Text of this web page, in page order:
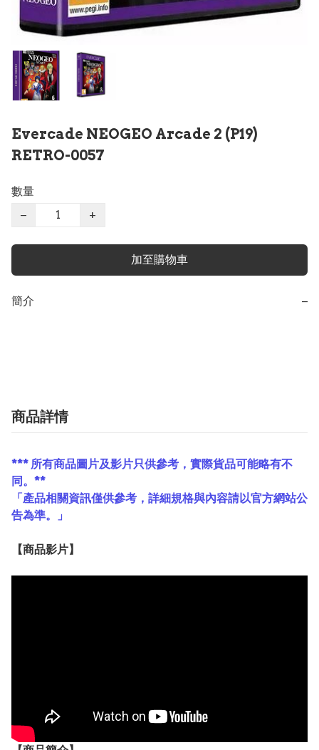
Evercade NEOGEO Arcade 2 (P19)
RETRO-0057
數量
−
+
加至購物車
簡介 −
商品詳情
*** 所有商品圖片及影片只供參考，實際貨品可能略有不
同。**
「產品相關資訊僅供參考，詳細規格與內容請以官方網站公
告為準。」
【商品影片】